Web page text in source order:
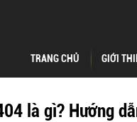
TRANG CHỦ GIỚI
là gì? Hướng